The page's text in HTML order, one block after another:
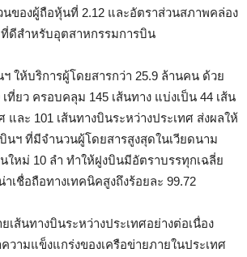
ของผู้ถือหุ้นที่ 2.12 และอัตราส่วนสภาพคล่อง
ดีสำหรับอุตสาหกรรมการบิน
ให้บริการผู้โดยสารกว่า 25.9 ล้านคน ด้วย
เที่ยว ครอบคลุม 145 เส้นทาง แบ่งเป็น 44 เส้น
และ 101 เส้นทางบินระหว่างประเทศ ส่งผลให้
นฯ ที่มีจำนวนผู้โดยสารสูงสุดในเวียดนาม
ใหม่ 10 ลำ ทำให้ฝูงบินมีอัตราบรรทุกเฉลี่ย
เชื่อถือทางเทคนิคสูงถึงร้อยละ 99.72
เส้นทางบินระหว่างประเทศอย่างต่อเนื่อง
วามแข็งแกร่งของเครือข่ายภายในประเทศ